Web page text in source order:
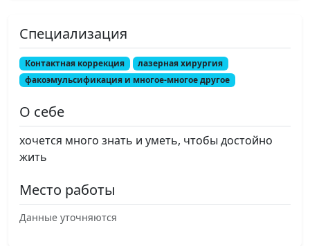
Специализация
Контактная коррекция
лазерная хирургия
факоэмульсификация и многое-многое другое
О себе
хочется много знать и уметь, чтобы достойно
жить
Место работы
Данные уточняются